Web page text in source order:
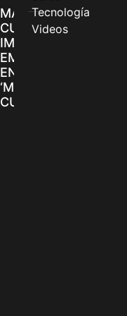
MADRES
CUIDADORAS
IMPULSAN SUS
EMPRENDIMIENTOS
EN LA FERIA
‘MANOS QUE
CUIDAN Y CREAN’
Tecnología
Videos